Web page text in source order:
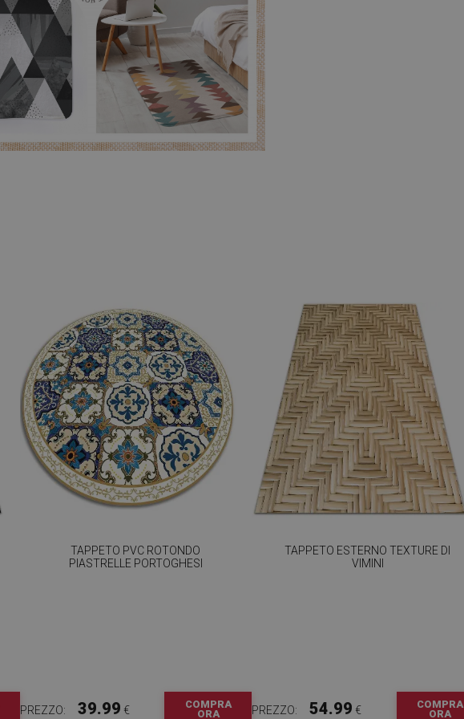
TAPPETO PVC ROTONDO
PIASTRELLE PORTOGHESI
PREZZO: 39.99 €
COMPRA
ORA
TAPPETO ESTERNO TEXTURE DI
VIMINI
PREZZO: 54.99 €
COMPRA
ORA